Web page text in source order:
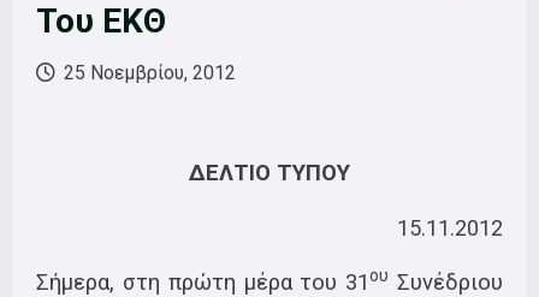
Του ΕΚΘ
25 Νοεμβρίου, 2012
ΔΕΛΤΙΟ ΤΥΠΟΥ
15.11.2012
Σήμερα, στη πρώτη μέρα του 31ου Συνέδριου